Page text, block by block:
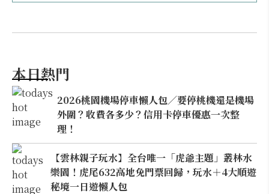
本日熱門
2026桃園機場停車懶人包／要停桃機還是機場
外圍？收費各多少？信用卡停車優惠一次整
理！
【雲林親子玩水】全台唯一「虎爺主題」叢林水
樂園！虎尾632高地免門票回歸，玩水＋4大順遊
秘境一日遊懶人包